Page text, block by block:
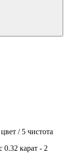
/ 5 чистота
0.32 карат - 2